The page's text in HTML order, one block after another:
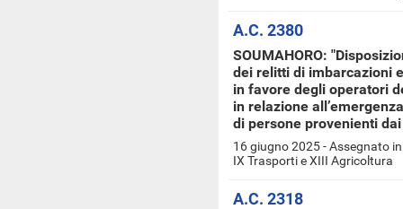
A.C. 2380
SOUMAHORO:
dei relitti di imbarcazioni
in favore degli operatori
in relazione
di persone provenienti
16 giugno 2025 - Assegnato
IX Trasporti e XIII Agricoltura
A.C. 2318